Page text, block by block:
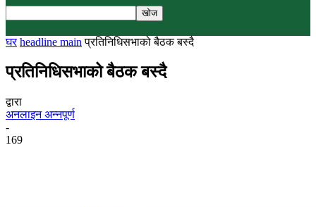
घर headline main प्रतिनिधिसभाको बैठक बस्दै
प्रतिनिधिसभाको बैठक बस्दै
द्वारा
अनलाइन अन्नपूर्ण
-
169